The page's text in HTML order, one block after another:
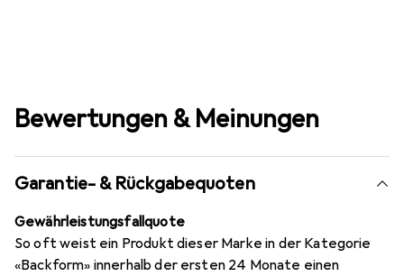
Bewertungen & Meinungen
Garantie- & Rückgabequoten
Gewährleistungsfallquote
So oft weist ein Produkt dieser Marke in der Kategorie
«Backform» innerhalb der ersten 24 Monate einen